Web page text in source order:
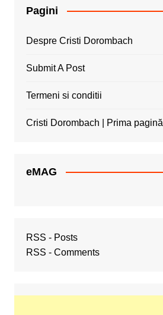
Pagini
Despre Cristi Dorombach
Submit A Post
Termeni si conditii
Cristi Dorombach | Prima pagină
eMAG
RSS - Posts
RSS - Comments